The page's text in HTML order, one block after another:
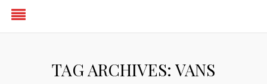
TAG ARCHIVES: VANS